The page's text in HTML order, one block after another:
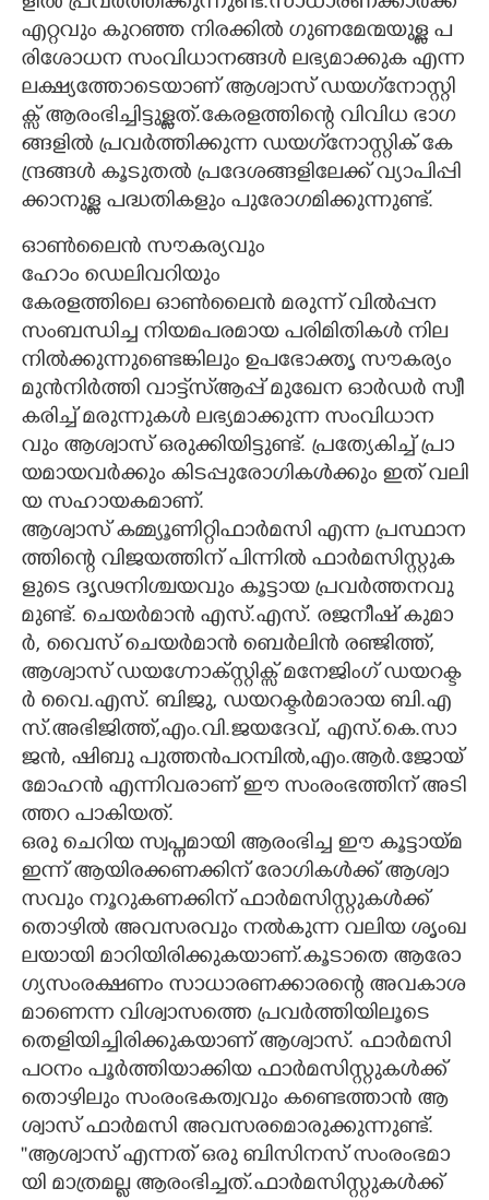
എ​റ്റ​വും​ ​കു​റ​ഞ്ഞ​ ​നി​ര​ക്കി​ൽ​ ​ഗു​ണ​മേ​ന്മ​യു​ള്ള​ ​പ​
രി​ശോ​ധ​ന​ ​സം​വി​ധാ​ന​ങ്ങ​ൾ​ ​ല​ഭ്യ​മാ​ക്കു​ക​ ​എ​ന്ന​
​ല​ക്ഷ്യ​ത്തോ​ടെ​യാ​ണ് ​ആ​ശ്വാ​സ് ​ഡ​യ​ഗ്‌​നോ​സ്റ്റി​
ക്സ് ​ആ​രം​ഭി​ച്ചി​ട്ടു​ള്ള​ത്.​കേ​ര​ള​ത്തി​ന്റെ​ ​വി​വി​ധ​ ​ഭാ​ഗ​
ങ്ങ​ളി​ൽ​ ​പ്ര​വ​ർ​ത്തി​ക്കു​ന്ന​ ​ഡ​യ​ഗ്‌​നോ​സ്റ്റി​ക് ​കേ​
ന്ദ്ര​ങ്ങ​ൾ​ ​കൂ​ടു​ത​ൽ​ ​പ്ര​ദേ​ശ​ങ്ങ​ളി​ലേ​ക്ക് ​വ്യാ​പി​പ്പി​
ക്കാ​നു​ള്ള​ ​പ​ദ്ധ​തി​ക​ളും​ ​പു​രോ​ഗ​മി​ക്കു​ന്നു​ണ്ട്.
ഓ​ൺ​ലൈ​ൻ​ ​സൗ​ക​ര്യ​വും​ ​
ഹോം​ ​ഡെ​ലി​വ​റി​യും
കേ​ര​ള​ത്തി​ലെ​ ​ഓ​ൺ​ലൈ​ൻ​ ​മ​രു​ന്ന് ​വി​ൽ​പ്പ​ന​ ​
സം​ബ​ന്ധി​ച്ച​ ​നി​യ​മ​പ​ര​മാ​യ​ ​പ​രി​മി​തി​ക​ൾ​ ​നി​ല​
നി​ൽ​ക്കു​ന്നു​ണ്ടെ​ങ്കി​ലും​ ​ഉ​പ​ഭോ​ക്തൃ​ ​സൗ​ക​ര്യം​ ​
മു​ൻ​നി​ർ​ത്തി​ ​വാ​ട്ട്സ്ആ​പ്പ് ​മു​ഖേ​ന​ ​ഓ​ർ​ഡ​ർ​ ​സ്വീ​
ക​രി​ച്ച് ​മ​രു​ന്നു​ക​ൾ​ ​ല​ഭ്യ​മാ​ക്കു​ന്ന​ ​സം​വി​ധാ​ന​
വും​ ​ആ​ശ്വാ​സ് ​ഒ​രു​ക്കി​യി​ട്ടു​ണ്ട്.​ ​പ്ര​ത്യേ​കി​ച്ച് പ്രാ​
യ​മാ​യ​വ​ർ​ക്കും​ കി​ട​പ്പു​രോ​ഗി​ക​ൾ​ക്കും​ ​ഇ​ത് ​വ​ലി​
യ​ ​സ​ഹാ​യ​ക​മാ​ണ്.
ആ​ശ്വാ​സ് ​ക​മ്മ്യൂ​ണി​റ്റി​ഫാ​ർ​മ​സി​ ​എ​ന്ന​ ​പ്ര​സ്ഥാ​ന​
ത്തി​ന്റെ​ ​വി​ജ​യ​ത്തി​ന് ​പി​ന്നി​ൽ​ ​ഫാ​ർ​മ​സി​സ്റ്റു​ക​
ളു​ടെ​ ​ദൃ​ഢ​നി​ശ്ച​യ​വും​ ​കൂ​ട്ടാ​യ​ ​പ്ര​വ​ർ​ത്ത​ന​വു​
മു​ണ്ട്.​ ​ചെ​യ​ർ​മാ​ൻ​ ​എ​സ്.​എ​സ്.​ ​ര​ജ​നീ​ഷ് ​കു​മാ​
ർ,​ ​വൈ​സ് ​ചെ​യ​ർ​മാ​ൻ​ ​ബെ​ർ​ലി​ൻ​ ​ര​ഞ്ജി​ത്ത്,​
ആ​ശ്വാ​സ് ​ഡ​യ​ഗ്നോ​ക്സ്റ്റി​ക്സ് ​മനേ​ജിം​ഗ് ​ഡ​യ​റ​ക്ട​
ർ​ ​വൈ.​എ​സ്.​ ​ബി​ജു,​ ഡ​യ​റ​ക്ട​ർ​മാ​രാ​യ​ ​ബി.​എ​
സ്.​അ​ഭി​ജി​ത്ത്,​എം.​വി.​ജ​യ​ദേ​വ്,​ എ​സ്.​കെ.​സാ​
ജ​ൻ,​ ​ഷി​ബു​ ​പു​ത്ത​ൻ​പ​റ​മ്പി​ൽ,​എം.​ആ​ർ.​ജോ​യ് ​
മോ​ഹ​ൻ​ ​എ​ന്നി​വ​രാ​ണ് ​ഈ​ ​സം​രം​ഭ​ത്തി​ന് ​അ​ടി​
ത്ത​റ​ ​പാ​കി​യ​ത്.
ഒ​രു​ ​ചെ​റി​യ​ ​സ്വ​പ്ന​മാ​യി​ ​ആ​രം​ഭി​ച്ച​ ​ഈ​ ​കൂ​ട്ടാ​യ്മ​ ​
ഇ​ന്ന് ​ആ​യി​ര​ക്ക​ണ​ക്കി​ന് ​രോ​ഗി​ക​ൾ​ക്ക് ​ആ​ശ്വാ​
സ​വും​ ​നൂ​റു​ക​ണ​ക്കി​ന് ​ഫാ​ർ​മ​സി​സ്റ്റു​ക​ൾ​ക്ക് ​
തൊ​ഴി​ൽ​ ​അ​വ​സ​ര​വും​ ​ന​ൽ​കു​ന്ന​ ​വ​ലി​യ​ ​ശൃം​ഖ​
ല​യാ​യി​ ​മാ​റി​യി​രി​ക്കു​ക​യാ​ണ്.​കൂ​ടാ​തെ​ ​ആ​രോ​
ഗ്യ​സം​ര​ക്ഷ​ണം​ ​സാ​ധാ​ര​ണ​ക്കാ​ര​ന്റെ​ ​അ​വ​കാ​ശ​
മാ​ണെ​ന്ന​ ​വി​ശ്വാ​സ​ത്തെ​ ​പ്ര​വ​ർ​ത്തി​യി​ലൂ​ടെ​ ​
തെ​ളി​യി​ച്ചി​രി​ക്കു​ക​യാ​ണ് ​ആ​ശ്വാ​സ്. ഫാ​ർ​മ​സി​ ​
പ​ഠ​നം​ ​പൂ​ർ​ത്തി​യാ​ക്കി​യ​ ​ഫാ​ർ​മ​സി​സ്റ്റു​ക​ൾ​ക്ക് ​
തൊ​ഴി​ലും​ ​സം​രം​ഭ​ക​ത്വ​വും​ ​ക​ണ്ടെ​ത്താ​ൻ​ ​ആ​
ശ്വാ​സ് ​ഫാ​ർ​മ​സി​ ​അ​വ​സ​ര​മൊ​രു​ക്കു​ന്നു​ണ്ട്.
''​ആ​ശ്വാ​സ് ​എ​ന്ന​ത് ​ഒ​രു​ ​ബി​സി​ന​സ് ​സം​രം​ഭ​മാ​
യി​ ​മാ​ത്ര​മ​ല്ല​ ​ആ​രം​ഭി​ച്ച​ത്.​ഫാ​ർ​മ​സി​സ്റ്റു​ക​ൾ​ക്ക് ​